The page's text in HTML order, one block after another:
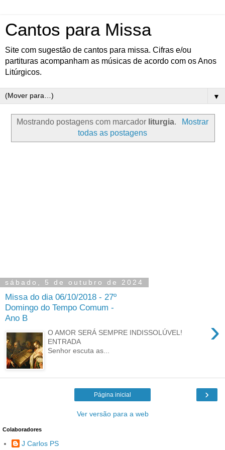
Cantos para Missa
Site com sugestão de cantos para missa. Cifras e/ou
partituras acompanham as músicas de acordo com os Anos
Litúrgicos.
▼
Mostrando postagens com marcador liturgia.
Mostrar
todas as postagens
sábado, 5 de outubro de 2024
Missa do dia 06/10/2018 - 27º
Domingo do Tempo Comum -
Ano B
›
O AMOR SERÁ SEMPRE INDISSOLÚVEL!
ENTRADA
Senhor escuta as...
›
Página inicial
Ver versão para a web
Colaboradores
J Carlos PS